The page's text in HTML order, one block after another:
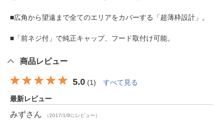
■広角から望遠まで全てのエリアをカバーする「超薄枠設計」。
■「前ネジ付」で純正キャップ、フード取付け可能。
商品レビュー
5.0 (1) すべて見る
最新レビュー
みずさん （2017/1/9にレビュー）